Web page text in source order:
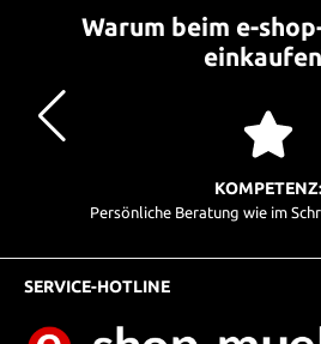
Warum beim e-
KOMPETENZ:
Persönliche Beratung wie im
SERVICE-HOTLINE